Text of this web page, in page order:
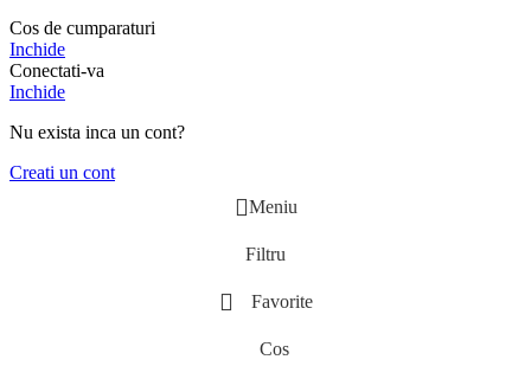
Cos de cumparaturi
Inchide
Conectati-va
Inchide
Nu exista inca un cont?
Creati un cont
Meniu
Filtru
Favorite
Cos